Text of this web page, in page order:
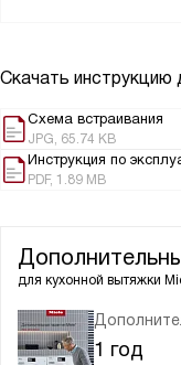
Скачать инструкцию
Схема встраивания
JPG, 65.74 KB
Инструкция по
PDF, 1.89 MB
для кухонной вытяжки
1 год